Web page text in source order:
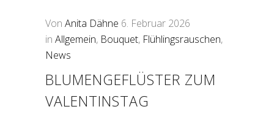
Von Anita Dähne 6. Februar 2026
in Allgemein, Bouquet, Flühlingsrauschen,
News
BLUMENGEFLÜSTER ZUM
VALENTINSTAG